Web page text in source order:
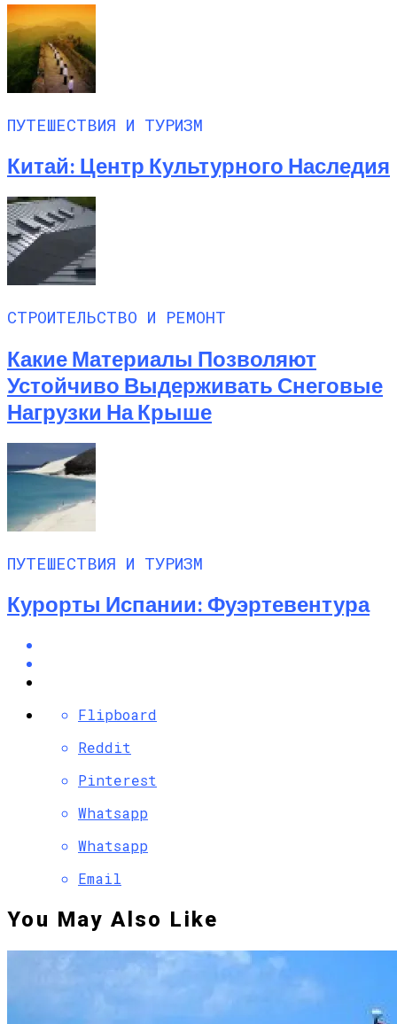
ПУТЕШЕСТВИЯ И ТУРИЗМ
Китай: Центр Культурного Наследия
СТРОИТЕЛЬСТВО И РЕМОНТ
Какие Материалы Позволяют
Устойчиво Выдерживать Снеговые
Нагрузки На Крыше
ПУТЕШЕСТВИЯ И ТУРИЗМ
Курорты Испании: Фуэртевентура
Flipboard
Reddit
Pinterest
Whatsapp
Whatsapp
Email
You May Also Like